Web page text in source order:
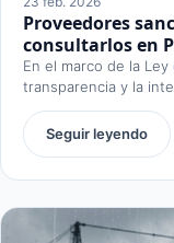
Proveedores
consultarlos en
En el marco de la
transparencia y la
Seguir leyendo